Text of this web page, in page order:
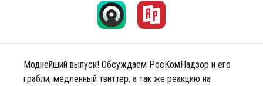
Моднейший выпуск! Обсуждаем РосКомНадзор и его
грабли, медленный твиттер, а так же реакцию на